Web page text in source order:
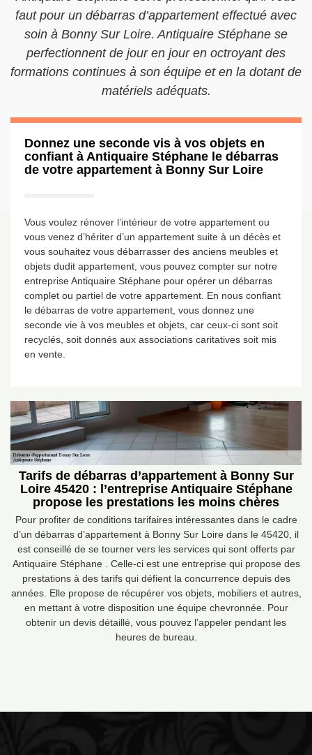
faut pour un débarras d’appartement effectué avec
soin à Bonny Sur Loire. Antiquaire Stéphane se
perfectionnent de jour en jour en octroyant des
formations continues à son équipe et en la dotant de
matériels adéquats.
Donnez une seconde vis à vos objets en
confiant à Antiquaire Stéphane le débarras
de votre appartement à Bonny Sur Loire
Vous voulez rénover l’intérieur de votre appartement ou
vous venez d’hériter d’un appartement suite à un décès et
vous souhaitez vous débarrasser des anciens meubles et
objets dudit appartement, vous pouvez compter sur notre
entreprise Antiquaire Stéphane pour opérer un débarras
complet ou partiel de votre appartement. En nous confiant
le débarras de votre appartement, vous donnez une
seconde vie à vos meubles et objets, car ceux-ci sont soit
recyclés, soit donnés aux associations caritatives soit mis
en vente.
Tarifs de débarras d’appartement à Bonny Sur
Loire 45420 : l’entreprise Antiquaire Stéphane
propose les prestations les moins chères
Pour profiter de conditions tarifaires intéressantes dans le cadre
d’un débarras d’appartement à Bonny Sur Loire dans le 45420, il
est conseillé de se tourner vers les services qui sont offerts par
Antiquaire Stéphane . Celle-ci est une entreprise qui propose des
prestations à des tarifs qui défient la concurrence depuis des
années. Elle propose de récupérer vos objets, mobiliers et autres,
en mettant à votre disposition une équipe chevronnée. Pour
obtenir un devis détaillé, vous pouvez l’appeler pendant les
heures de bureau.